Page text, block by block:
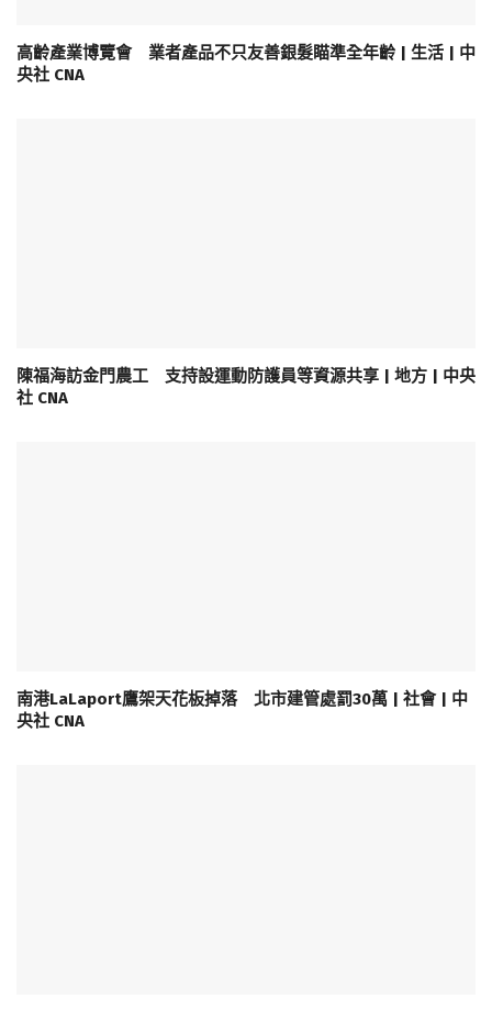
高齡產業博覽會 業者產品不只友善銀髮瞄準全年齡 | 生活 | 中
央社 CNA
陳福海訪金門農工 支持設運動防護員等資源共享 | 地方 | 中央
社 CNA
南港LaLaport鷹架天花板掉落 北市建管處罰30萬 | 社會 | 中
央社 CNA